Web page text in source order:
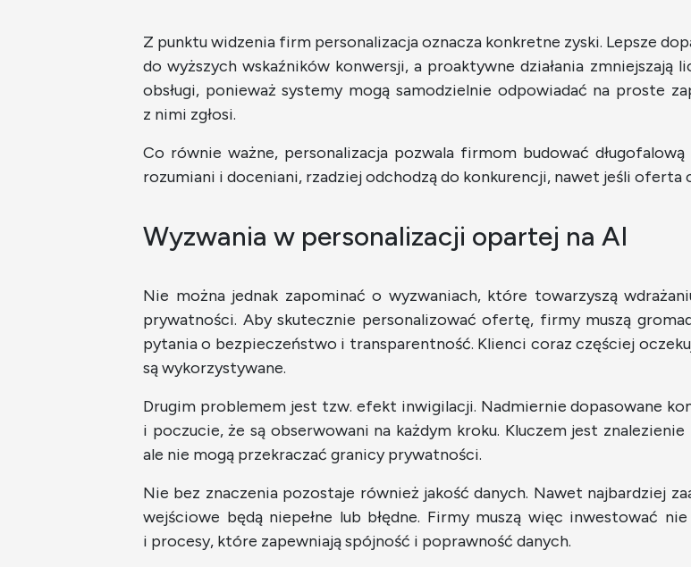
Z punktu widzenia firm personalizacja oznacza konkretne zyski. Lepsze
do wyższych wskaźników konwersji, a proaktywne działania
obsługi, ponieważ systemy mogą samodzielnie odpowiadać na proste
z nimi zgłosi.
Co równie ważne, personalizacja pozwala firmom budować
rozumiani i doceniani, rzadziej odchodzą do konkurencji, nawet jeśli oferta
Wyzwania w personalizacji opartej na AI
Nie można jednak zapominać o wyzwaniach, które towarzyszą
prywatności. Aby skutecznie personalizować ofertę, firmy muszą
pytania o bezpieczeństwo i transparentność. Klienci coraz częściej
są wykorzystywane.
Drugim problemem jest tzw. efekt inwigilacji. Nadmiernie dopasowane
i poczucie, że są obserwowani na każdym kroku. Kluczem jest
ale nie mogą przekraczać granicy prywatności.
Nie bez znaczenia pozostaje również jakość danych. Nawet najbardziej
wejściowe będą niepełne lub błędne. Firmy muszą więc inwestować
i procesy, które zapewniają spójność i poprawność danych.